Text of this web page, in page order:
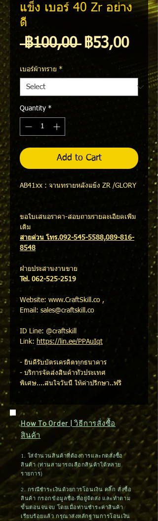
แข็ง เบอร์ 40 Zr อย่าง
ดี
฿100,00 Regular
฿53,00Sale
Price
เบอร์ผ้าทราย *
Quantity *
Add to Cart
AB41xx : จานทรายหลังแข็ง ZR /GLORY
ขอใบเสนอราคา-สอบถามรายละเอียดเพิ่ม
เติม
สายด่วน โทร.092-545-5588,089-816-
8548
ฝ่ายประสานงานขาย
Tel. 062-525-2519
Website: www.CraftSkill.co ,
Email: sales@craftskill.co
ID Line: @craftskill
Link: https://lin.ee/PPAuIqt
- ยินดีรับบัตรเครดิตทุกธนาคาร
- บริการจัดส่งสินค้าทั่วประเทศ
พิเศษ....สนใจวันนี้ ให้คำปรึกษา..ฟรี
How To Order | วิธีการสั่งซื้อ
สินค้า
1. ใส่จำนวนสินค้าที่ต้องการและกดสั่งซื้อ
สินค้า (ท่านสามารถเลือกสินค้าได้หลาย
รายการ)
2. กรณีชำระเงินด้วยการโอนเงิน คลิ๊ก สั่งซื้อ
สินค้า กรอกข้อมูลชื่อ-ที่อยู่จัดส่ง และทำตาม
ขั้นตอนจนจบ โดยเมื่อท่านชำระค่าสินค้า
เรียบร้อยแล้ว กรุณาส่งหลักฐานการโอนเงิน